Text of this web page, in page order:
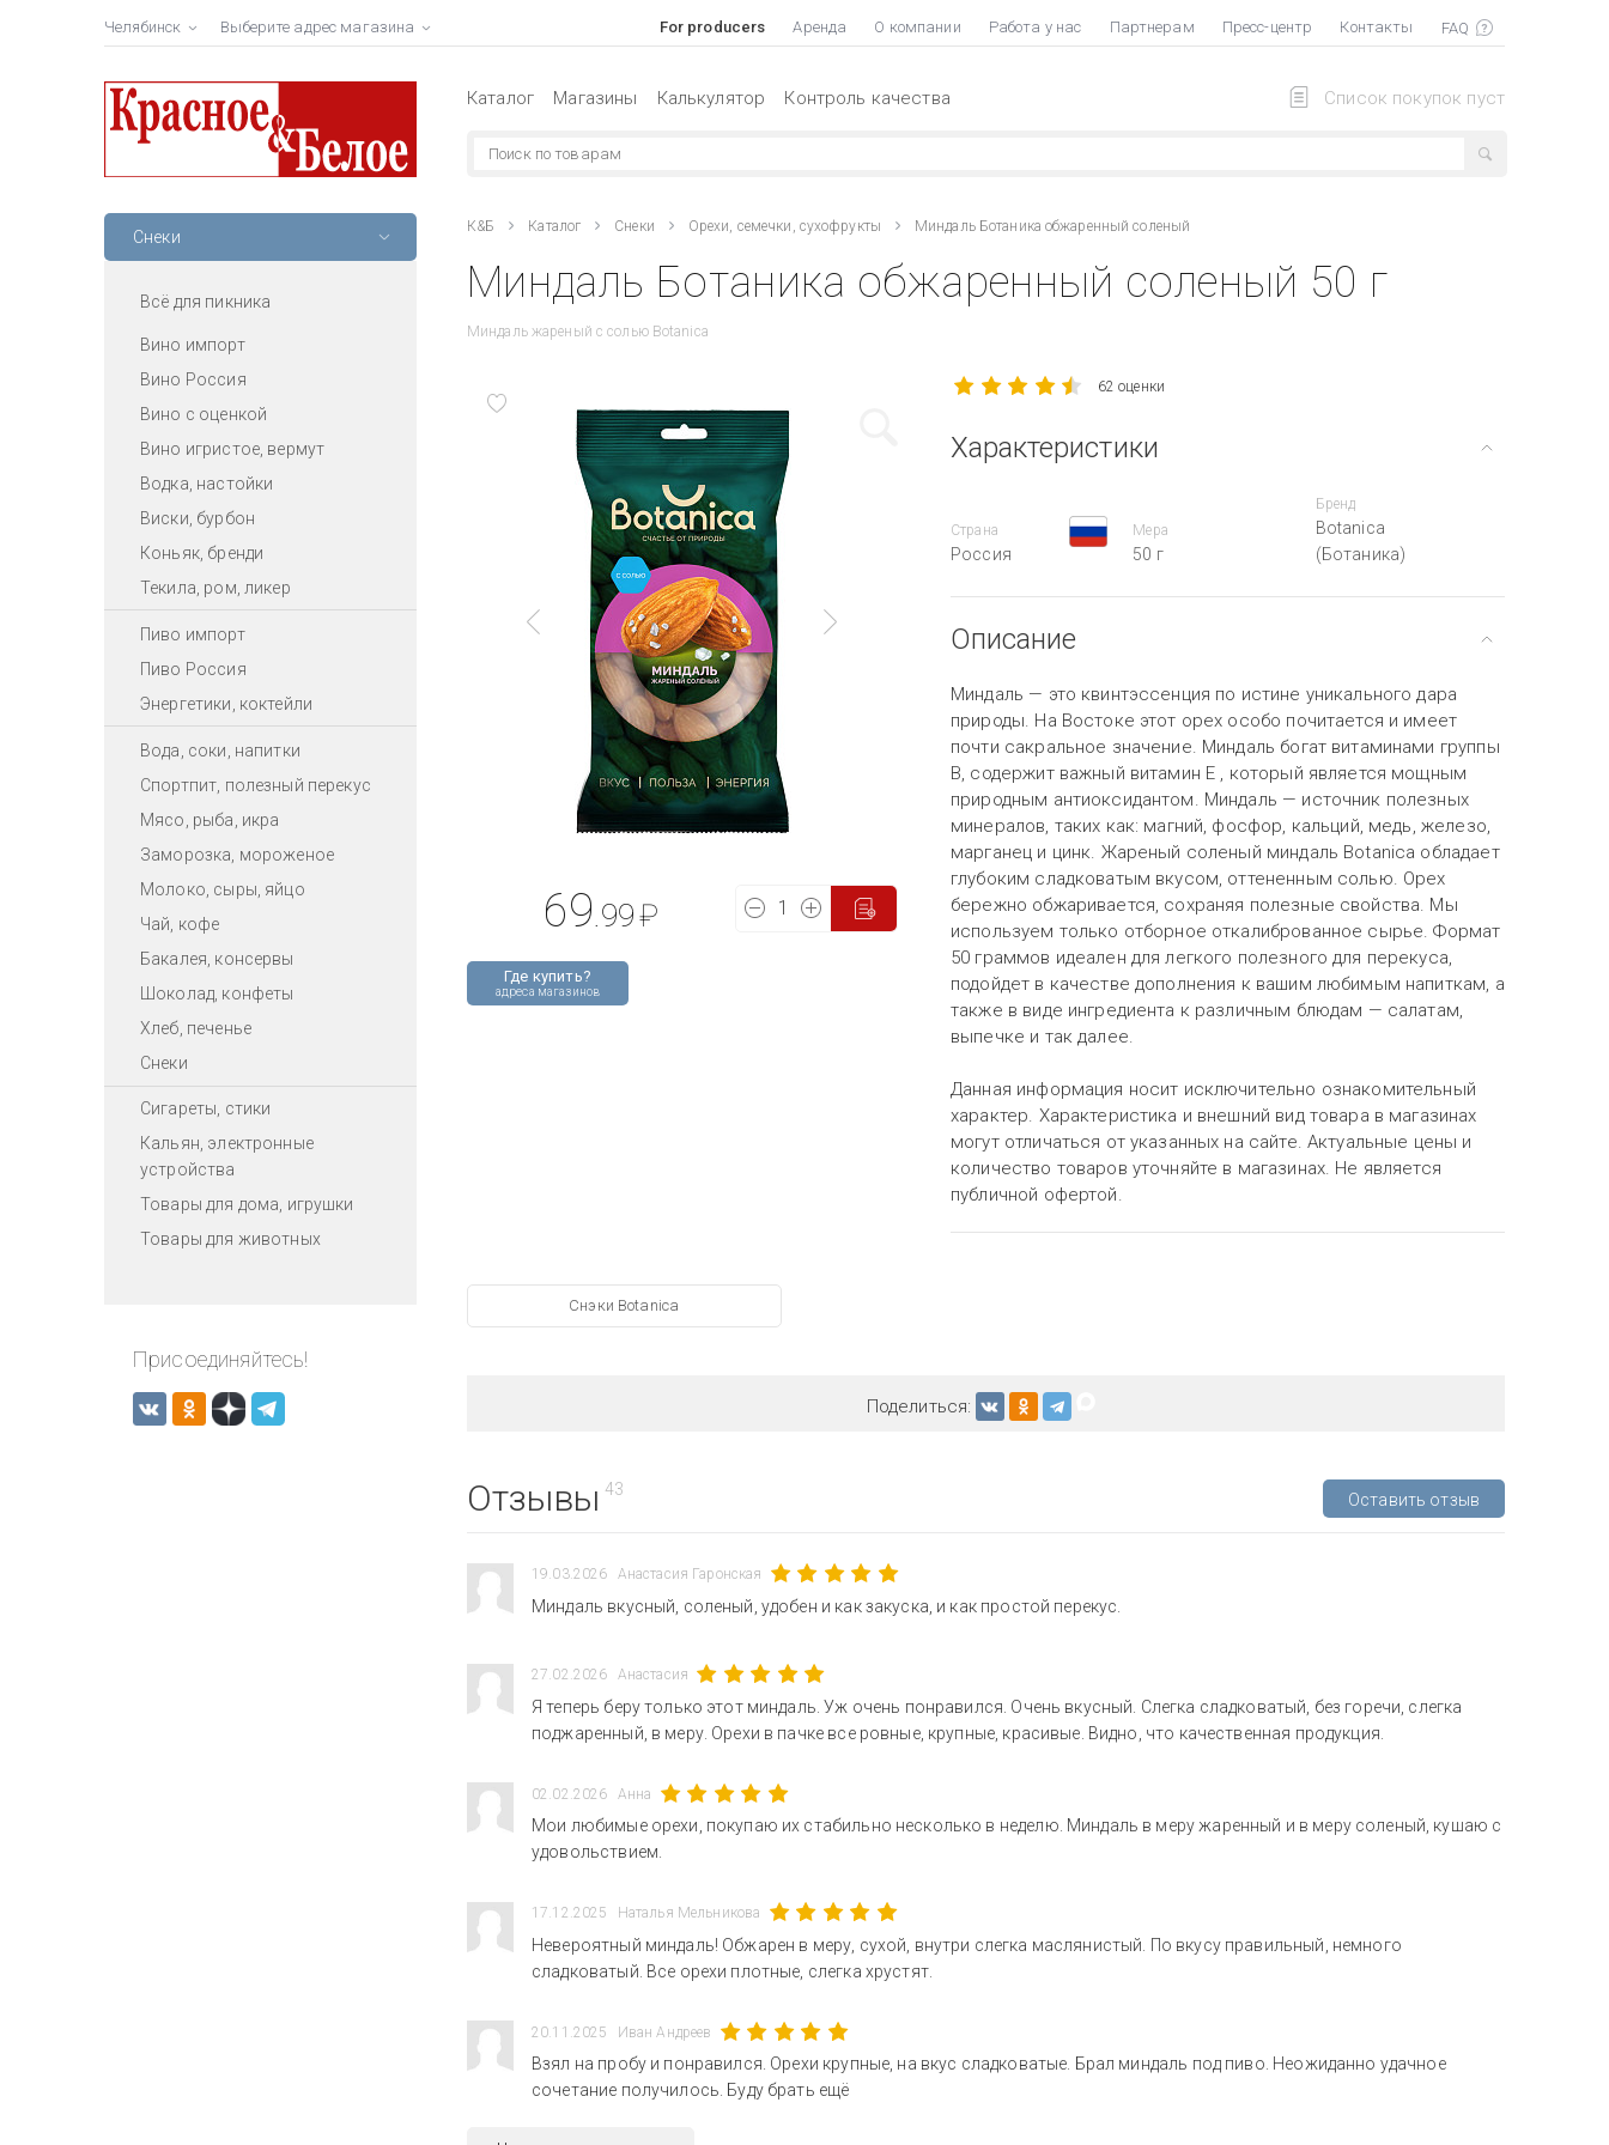
Челябинск Выберите адрес магазина For producers Аренда О компании Работа у нас Партнерам Пресс-центр Контакты
Список покупок пуст
Каталог Магазины Калькулятор Контроль качества
Снеки
Всё для пикника
Вино импорт
Вино Россия
Вино с оценкой
Вино игристое, вермут
Водка, настойки
Виски, бурбон
Коньяк, бренди
Текила, ром, ликер
Пиво импорт
Пиво Россия
Энергетики, коктейли
Вода, соки, напитки
Спортпит, полезный перекус
Мясо, рыба, икра
Заморозка, мороженое
Молоко, сыры, яйцо
Чай, кофе
Бакалея, консервы
Шоколад, конфеты
Хлеб, печенье
Снеки
Сигареты, стики
Кальян, электронные
устройства
Товары для дома, игрушки
Товары для животных
Присоединяйтесь!
К&Б Каталог Снеки Орехи, семечки, сухофрукты Миндаль Ботаника обжаренный соленый
Миндаль Ботаника обжаренный соленый 50 г
Миндаль жареный с солью Botanica
Где купить?
адреса магазинов
69 .99₽
62 оценки
Характеристики
Страна
Россия
Мера
50 г
Бренд
Botanica
(Ботаника)
Описание
Миндаль — это квинтэссенция по истине уникального дара
природы. На Востоке этот орех особо почитается и имеет
почти сакральное значение. Миндаль богат витаминами группы
В, содержит важный витамин Е , который является мощным
природным антиоксидантом. Миндаль — источник полезных
минералов, таких как: магний, фосфор, кальций, медь, железо,
марганец и цинк. Жареный соленый миндаль Botanica обладает
глубоким сладковатым вкусом, оттененным солью. Орех
бережно обжаривается, сохраняя полезные свойства. Мы
используем только отборное откалиброванное сырье. Формат
50 граммов идеален для легкого полезного для перекуса,
подойдет в качестве дополнения к вашим любимым напиткам, а
также в виде ингредиента к различным блюдам — салатам,
выпечке и так далее.
Данная информация носит исключительно ознакомительный
характер. Характеристика и внешний вид товара в магазинах
могут отличаться от указанных на сайте. Актуальные цены и
количество товаров уточняйте в магазинах. Не является
публичной офертой.
Снэки Botanica
Поделиться:
Отзывы 43
Оставить отзыв
19.03.2026 Анастасия Гаронская
Миндаль вкусный, соленый, удобен и как закуска, и как простой перекус.
27.02.2026 Анастасия
Я теперь беру только этот миндаль. Уж очень понравился. Очень вкусный. Слегка сладковатый, без горечи, слегка
поджаренный, в меру. Орехи в пачке все ровные, крупные, красивые. Видно, что качественная продукция.
02.02.2026 Анна
Мои любимые орехи, покупаю их стабильно несколько в неделю. Миндаль в меру жаренный и в меру соленый, кушаю с
удовольствием.
17.12.2025 Наталья Мельникова
Невероятный миндаль! Обжарен в меру, сухой, внутри слегка маслянистый. По вкусу правильный, немного
сладковатый. Все орехи плотные, слегка хрустят.
20.11.2025 Иван Андреев
Взял на пробу и понравился. Орехи крупные, на вкус сладковатые. Брал миндаль под пиво. Неожиданно удачное
сочетание получилось. Буду брать ещё